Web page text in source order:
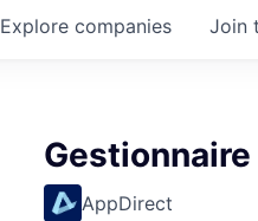
Explore companies Join
AppDirect